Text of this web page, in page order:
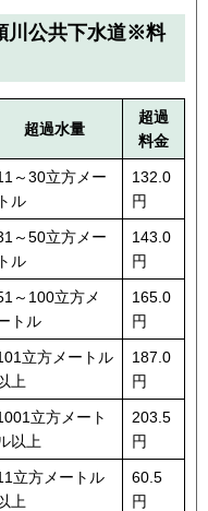
川公共下水道※料
超過水量
超過
料金
～30立方メー
トル
132.0
円
～50立方メー
トル
143.0
円
～100立方メ
トル
165.0
円
立方メートル
上
187.0
円
立方メート
以上
203.5
円
立方メートル
上
60.5
円